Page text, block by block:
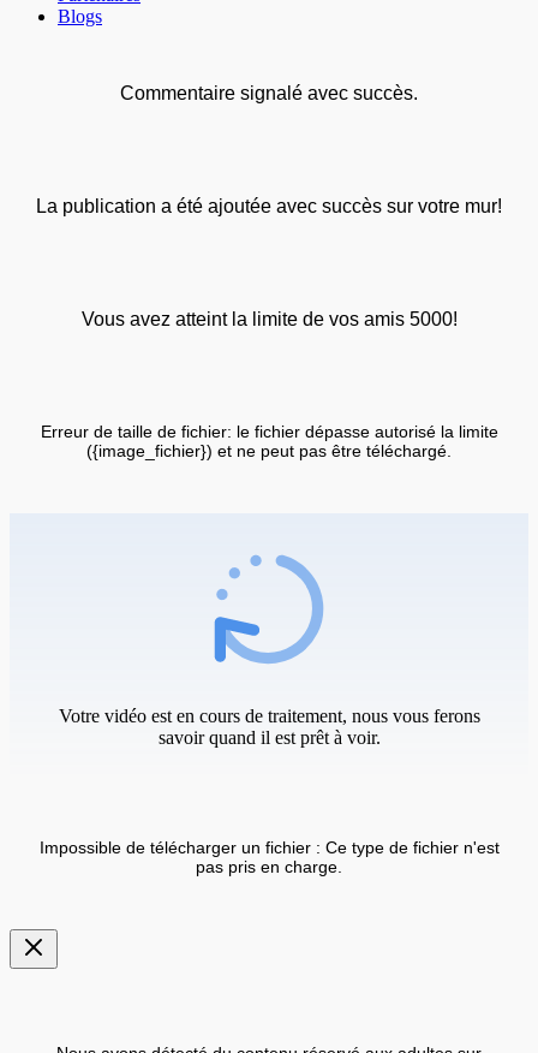
Blogs
Commentaire signalé avec succès.
La publication a été ajoutée avec succès sur votre mur!
Vous avez atteint la limite de vos amis 5000!
Erreur de taille de fichier: le fichier dépasse autorisé la limite
({image_fichier}) et ne peut pas être téléchargé.
Votre vidéo est en cours de traitement, nous vous ferons
savoir quand il est prêt à voir.
Impossible de télécharger un fichier : Ce type de fichier n'est
pas pris en charge.